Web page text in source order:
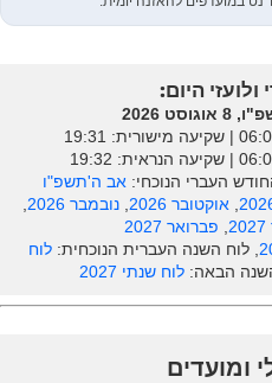
היום:
2026
העברי הנוכחי: אב ה'תשפ"ו
,אוקטובר 2026 ,נובמבר 2026
,
, פברואר 2027
, לוח השנה העברית הנוכחית:לוח
הבאה:לוח שנתי 2027